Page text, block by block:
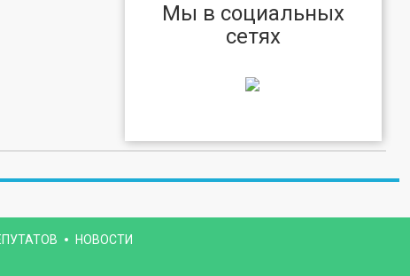
Мы в социальных
сетях
НОВОСТИ